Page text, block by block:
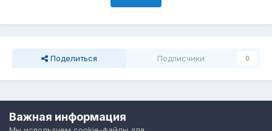
Поделиться Подписчики 0
Важная информация